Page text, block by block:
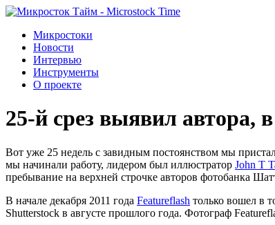
Микростоки
Новости
Интервью
Инструменты
О проекте
25-й срез выявил автора,
Вот уже 25 недель с завидным постоянством мы
мы начинали работу, лидером был иллюстратор John T
пребывание на верхней строчке авторов фотобанка
В начале декабря 2011 года Featureflash только вошел в
Shutterstock в августе прошлого года. Фотограф